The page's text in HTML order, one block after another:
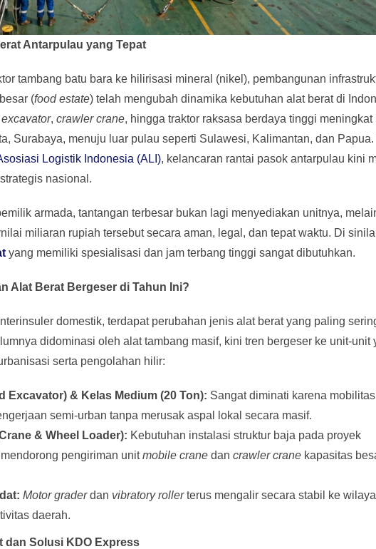
Antarpulau yang Tepat
tambang batu bara ke hilirisasi mineral (nikel), pembangunan
(food estate) telah mengubah dinamika kebutuhan alat berat di
, crawler crane, hingga traktor raksasa berdaya tinggi meningkat
Surabaya, menuju luar pulau seperti Sulawesi, Kalimantan, dan Papua.
Logistik Indonesia (ALI), kelancaran rantai pasok antarpulau kini
nasional.
armada, tantangan terbesar bukan lagi menyediakan unitnya,
miliaran rupiah tersebut secara aman, legal, dan tepat waktu. Di
yang memiliki spesialisasi dan jam terbang tinggi sangat dibutuhkan.
Alat Berat Bergeser di Tahun Ini?
domestik, terdapat perubahan jenis alat berat yang paling
didominasi oleh alat tambang masif, kini tren bergeser ke unit-unit
serta pengolahan hilir:
Excavator) & Kelas Medium (20 Ton): Sangat diminati karena
semi-urban tanpa merusak aspal lokal secara masif.
& Wheel Loader): Kebutuhan instalasi struktur baja pada proyek
pengiriman unitmobile crane dan crawler crane kapasitas
Motor graderdan vibratory rollerterus mengalir secara stabil ke
daerah.
dan Solusi KDO Express